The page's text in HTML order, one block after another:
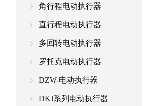
角行程电动执行器
直行程电动执行器
多回转电动执行器
罗托克电动执行器
DZW-电动执行器
DKJ系列电动执行器